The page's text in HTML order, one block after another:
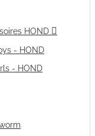
HOND
- HOND
- HOND